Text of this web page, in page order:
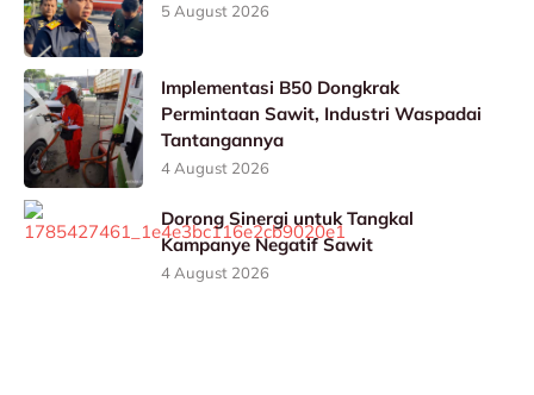
5 August 2026
Implementasi B50 Dongkrak
Permintaan Sawit, Industri Waspadai
Tantangannya
4 August 2026
Dorong Sinergi untuk Tangkal
Kampanye Negatif Sawit
4 August 2026